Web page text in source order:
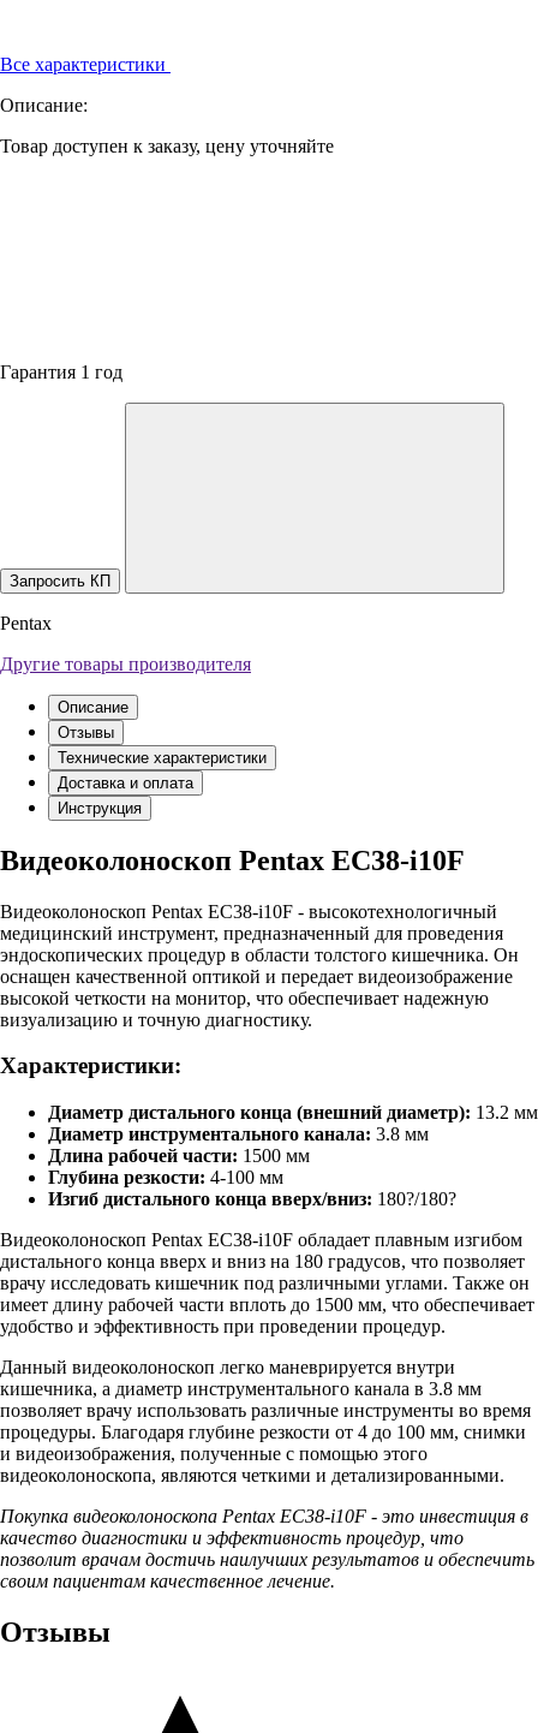
Все характеристики
Описание:
Товар доступен к заказу, цену уточняйте
Гарантия 1 год
Запросить КП
Pentax
Другие товары производителя
Описание
Отзывы
Технические характеристики
Доставка и оплата
Инструкция
Видеоколоноскоп Pentax EC38-i10F
Видеоколоноскоп Pentax EC38-i10F - высокотехнологичный
медицинский инструмент, предназначенный для проведения
эндоскопических процедур в области толстого кишечника. Он
оснащен качественной оптикой и передает видеоизображение
высокой четкости на монитор, что обеспечивает надежную
визуализацию и точную диагностику.
Характеристики:
Диаметр дистального конца (внешний диаметр): 13.2 мм
Диаметр инструментального канала: 3.8 мм
Длина рабочей части: 1500 мм
Глубина резкости: 4-100 мм
Изгиб дистального конца вверх/вниз: 180?/180?
Видеоколоноскоп Pentax EC38-i10F обладает плавным изгибом
дистального конца вверх и вниз на 180 градусов, что позволяет
врачу исследовать кишечник под различными углами. Также он
имеет длину рабочей части вплоть до 1500 мм, что обеспечивает
удобство и эффективность при проведении процедур.
Данный видеоколоноскоп легко маневрируется внутри
кишечника, а диаметр инструментального канала в 3.8 мм
позволяет врачу использовать различные инструменты во время
процедуры. Благодаря глубине резкости от 4 до 100 мм, снимки
и видеоизображения, полученные с помощью этого
видеоколоноскопа, являются четкими и детализированными.
Покупка видеоколоноскопа Pentax EC38-i10F - это инвестиция в
качество диагностики и эффективность процедур, что
позволит врачам достичь наилучших результатов и обеспечить
своим пациентам качественное лечение.
Отзывы